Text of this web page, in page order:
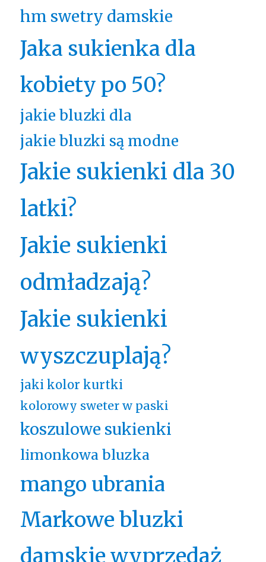
hm swetry damskie
Jaka sukienka dla
kobiety po 50?
jakie bluzki dla
jakie bluzki są modne
Jakie sukienki dla 30
latki?
Jakie sukienki
odmładzają?
Jakie sukienki
wyszczuplają?
jaki kolor kurtki
kolorowy sweter w paski
koszulowe sukienki
limonkowa bluzka
mango ubrania
Markowe bluzki
damskie wyprzedaż